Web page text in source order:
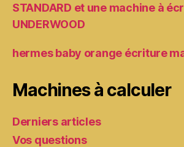
STANDARD et une machine à
UNDERWOOD
hermes baby orange écriture
Machines à calculer
Derniers articles
Vos questions